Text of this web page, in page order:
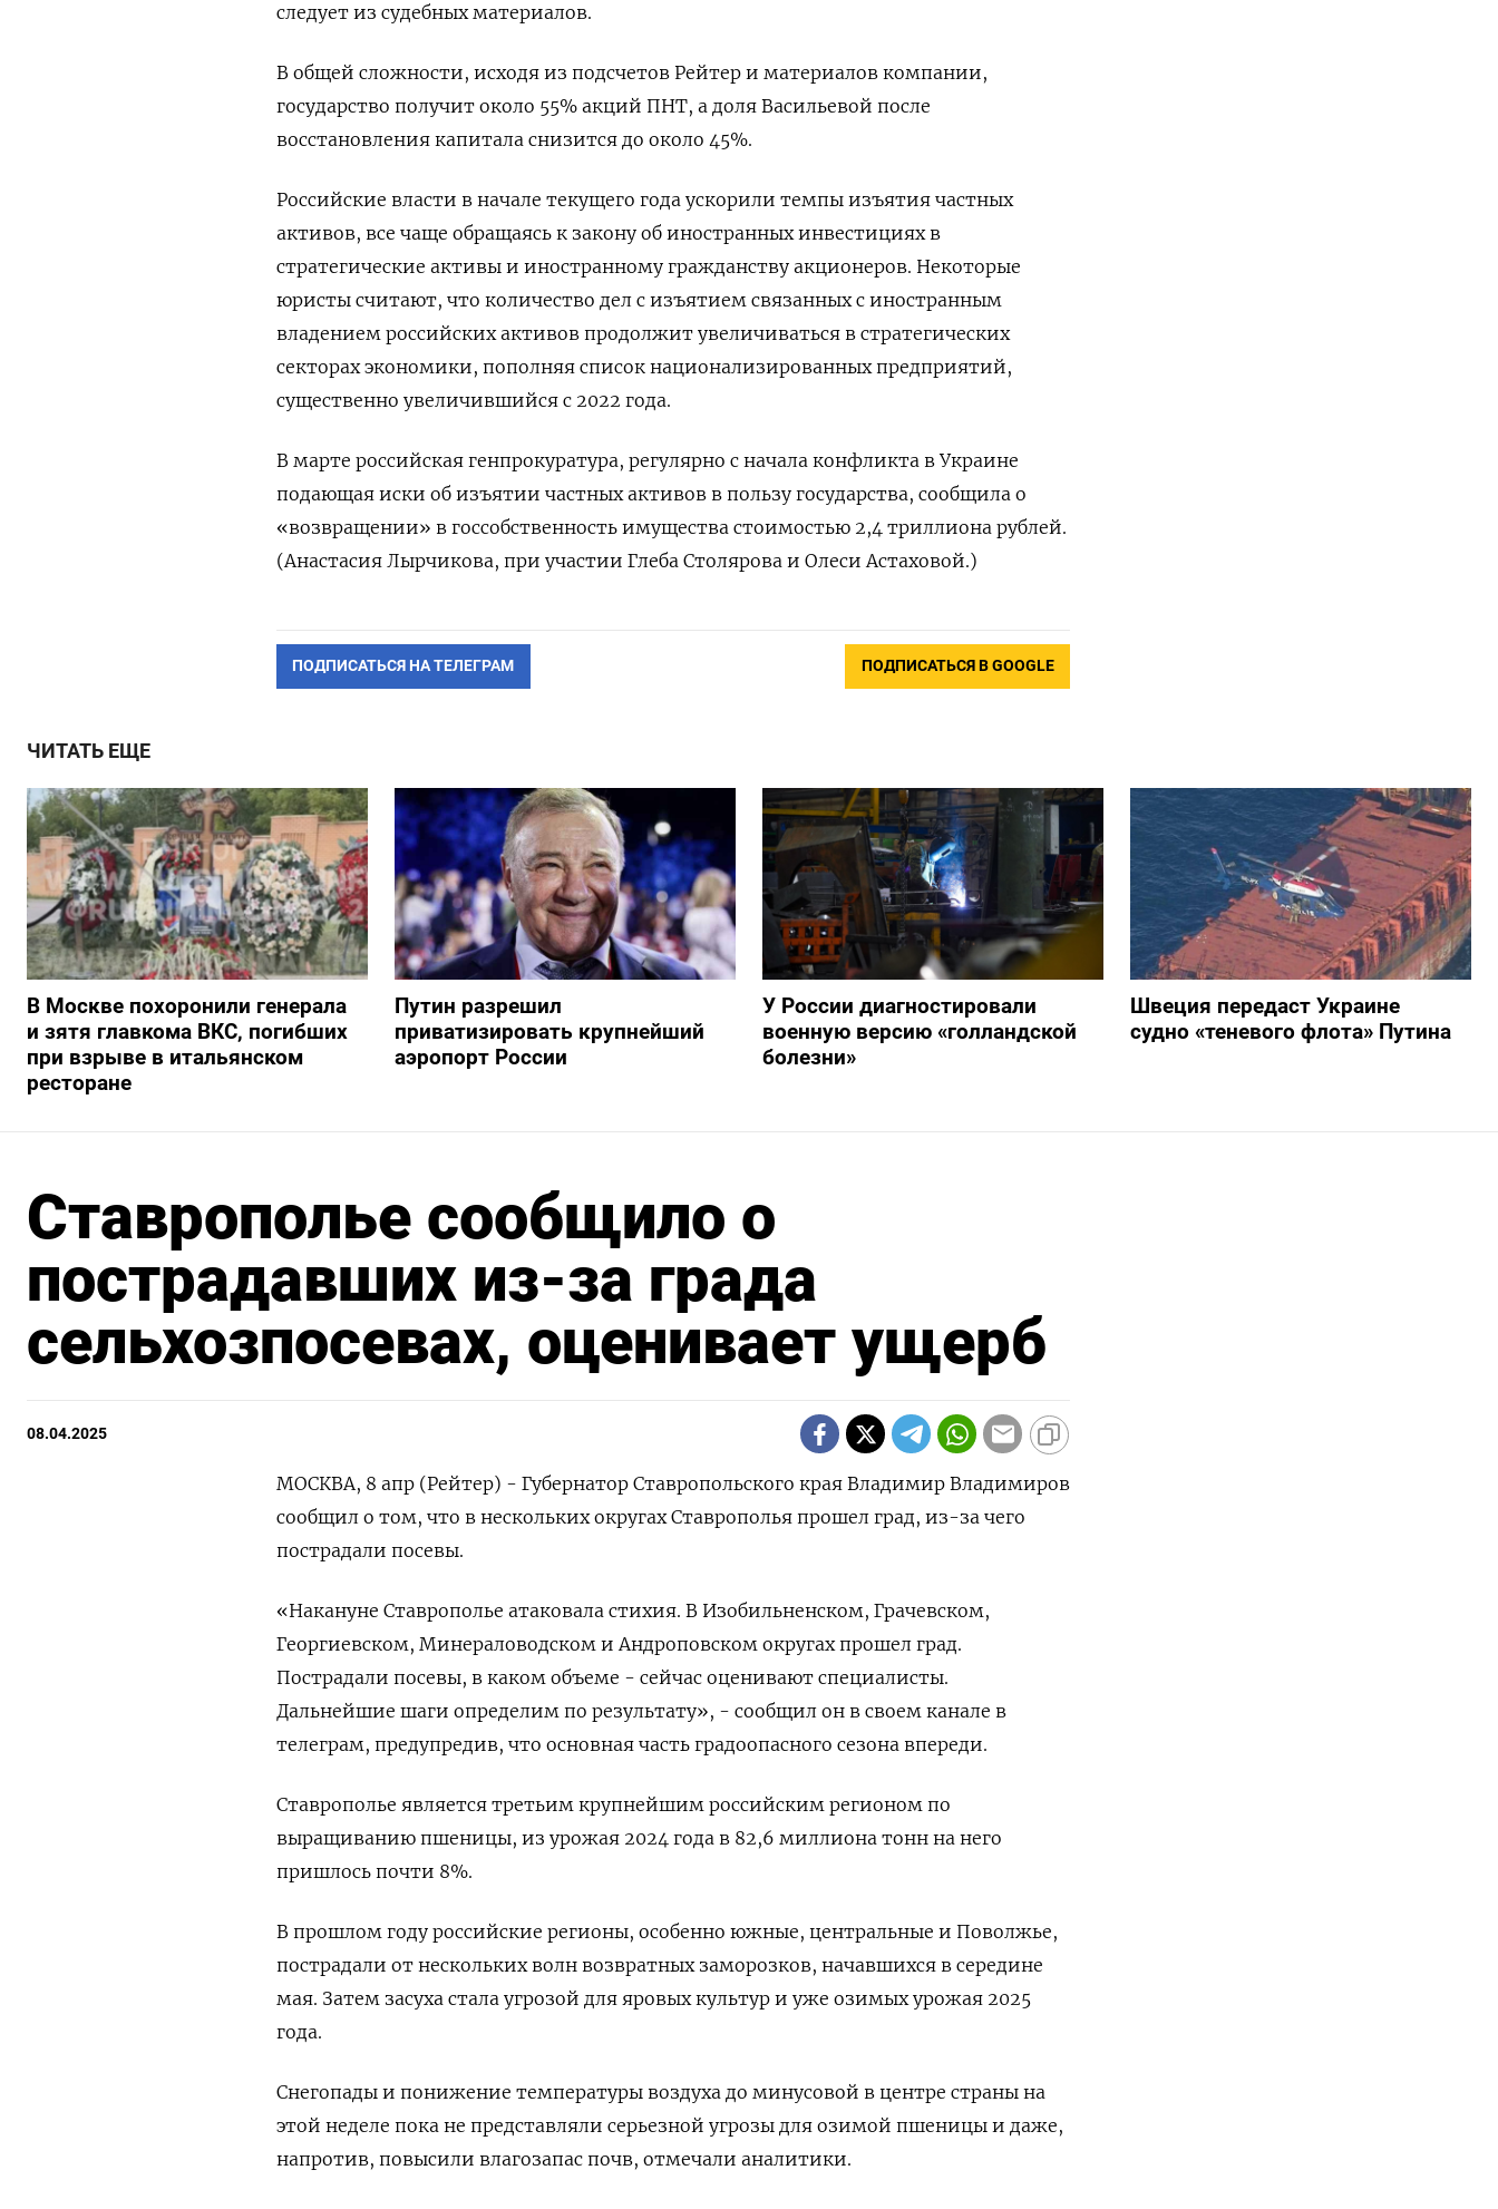
следует из судебных материалов.
В общей сложности, исходя из подсчетов Рейтер и материалов компании,
государство получит около 55% акций ПНТ, а доля Васильевой после
восстановления капитала снизится до около 45%.
Российские власти в начале текущего года ускорили темпы изъятия частных
активов, все чаще обращаясь к закону об иностранных инвестициях в
стратегические активы и иностранному гражданству акционеров. Некоторые
юристы считают, что количество дел с изъятием связанных с иностранным
владением российских активов продолжит увеличиваться в стратегических
секторах экономики, пополняя список национализированных предприятий,
существенно увеличившийся с 2022 года.
В марте российская генпрокуратура, регулярно с начала конфликта в Украине
подающая иски об изъятии частных активов в пользу государства, сообщила о
«возвращении» в госсобственность имущества стоимостью 2,4 триллиона рублей.
(Анастасия Лырчикова, при участии Глеба Столярова и Олеси Астаховой.)
ПОДПИСАТЬСЯ НА ТЕЛЕГРАМ ПОДПИСАТЬСЯ В GOOGLE
ЧИТАТЬ ЕЩЕ
В Москве похоронили генерала
и зятя главкома ВКС, погибших
при взрыве в итальянском
ресторане
Путин разрешил
приватизировать крупнейший
аэропорт России
У России диагностировали
военную версию «голландской
болезни»
Швеция передаст Украине
судно «теневого флота» Путина
Ставрополье сообщило о
пострадавших из-за града
сельхозпосевах, оценивает ущерб
08.04.2025
МОСКВА, 8 апр (Рейтер) - Губернатор Ставропольского края Владимир Владимиров
сообщил о том, что в нескольких округах Ставрополья прошел град, из-за чего
пострадали посевы.
«Накануне Ставрополье атаковала стихия. В Изобильненском, Грачевском,
Георгиевском, Минераловодском и Андроповском округах прошел град.
Пострадали посевы, в каком объеме - сейчас оценивают специалисты.
Дальнейшие шаги определим по результату», - сообщил он в своем канале в
телеграм, предупредив, что основная часть градоопасного сезона впереди.
Ставрополье является третьим крупнейшим российским регионом по
выращиванию пшеницы, из урожая 2024 года в 82,6 миллиона тонн на него
пришлось почти 8%.
В прошлом году российские регионы, особенно южные, центральные и Поволжье,
пострадали от нескольких волн возвратных заморозков, начавшихся в середине
мая. Затем засуха стала угрозой для яровых культур и уже озимых урожая 2025
года.
Снегопады и понижение температуры воздуха до минусовой в центре страны на
этой неделе пока не представляли серьезной угрозы для озимой пшеницы и даже,
напротив, повысили влагозапас почв, отмечали аналитики.